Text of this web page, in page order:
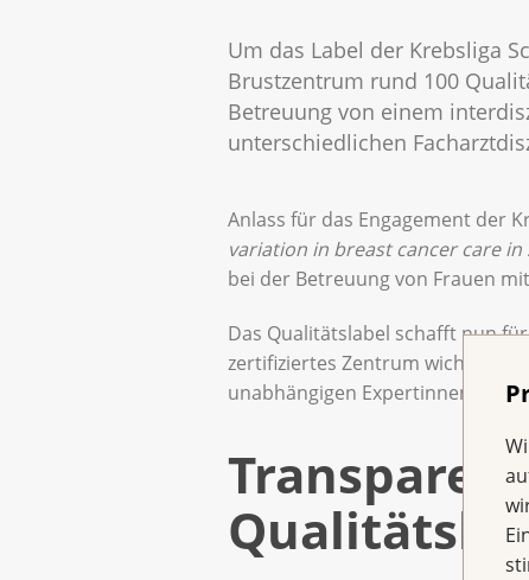
Um das Label der Krebsliga
Brustzentrum rund 100
Betreuung von einem
unterschiedlichen
Anlass für das Engagement der
variation in breast cancer care in
bei der Betreuung von Frauen
Das Qualitätslabel schafft nun
zertifiziertes Zentrum wichtige
unabhängigen Expertinnen und